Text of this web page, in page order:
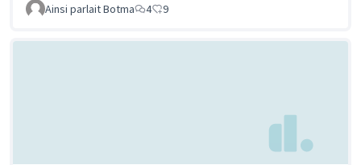
Ainsi parlait Botma 4 9